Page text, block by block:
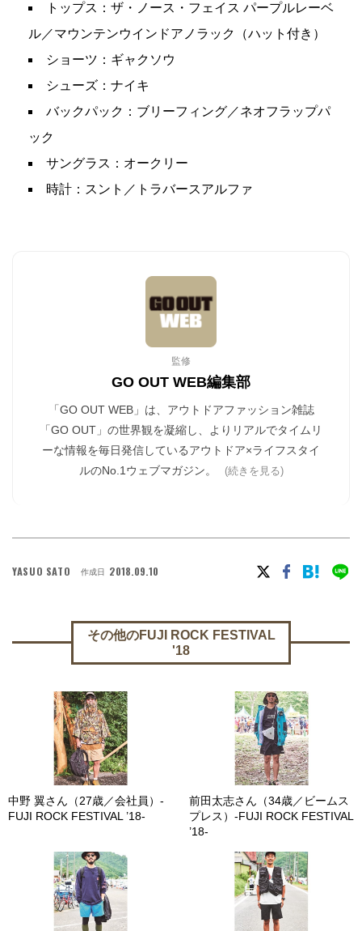
トップス：ザ・ノース・フェイス パープルレーベ
ル／マウンテンウインドアノラック（ハット付き）
ショーツ：ギャクソウ
シューズ：ナイキ
バックパック：ブリーフィング／ネオフラップパ
ック
サングラス：オークリー
時計：スント／トラバースアルファ
監修
GO OUT WEB編集部
「GO OUT WEB」は、アウトドアファッション雑誌
「GO OUT」の世界観を凝縮し、よりリアルでタイムリ
ーな情報を毎日発信しているアウトドア×ライフスタイ
ルのNo.1ウェブマガジン。
(続きを見る)
YASUO SATO 作成日 2018.09.10
その他のFUJI ROCK FESTIVAL
'18
中野 翼さん（27歳／会社員）-
FUJI ROCK FESTIVAL ’18-
前田太志さん（34歳／ビームス
プレス）-FUJI ROCK FESTIVAL
’18-